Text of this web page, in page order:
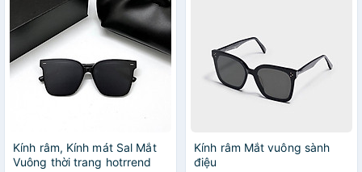
Kính râm, Kính mát Sal Mắt
Vuông thời trang hotrrend
Kính râm Mắt vuông sành
điệu